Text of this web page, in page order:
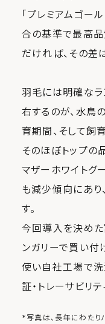
「プレミアムゴー
合の基準で最高品
だければ、その差
羽毛には明確なラ
右するのが、水鳥
育期間、そして飼
そのほぼトップの
マザーホワイトグ
も減少傾向にあり
す。
今回導入を決めた
ンガリーで買い付
使い自社工場で
証・トレーサビリ
*写真は、長年にわたり